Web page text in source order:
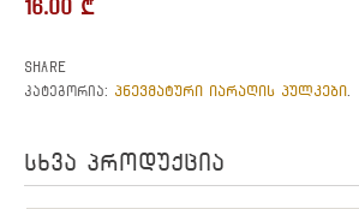
16.00 ₾
Share
კატეგორია: პნევმატური იარაღის პულკები
სხვა პროდუქცია